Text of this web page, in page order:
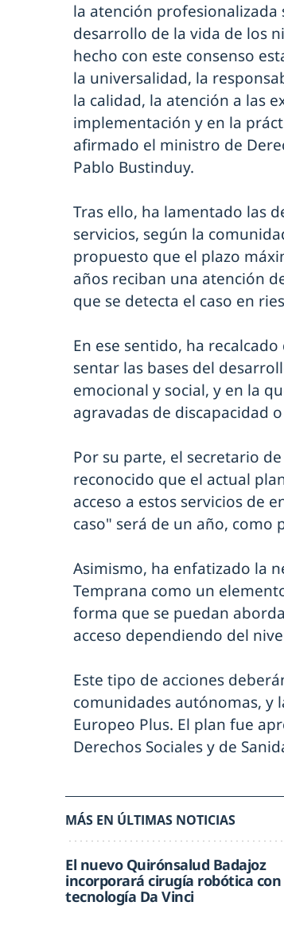
la atención
desarrollo de la vida de los
hecho con este consenso
la universalidad, la
la calidad, la atención a las
implementación y en la
afirmado el ministro de
Pablo Bustinduy.
Tras ello, ha lamentado las
servicios, según la
propuesto que el plazo
años reciban una atención
que se detecta el caso en
En ese sentido, ha
sentar las bases del
emocional y social, y en la
agravadas de discapacidad
Por su parte, el secretario
reconocido que el actual
acceso a estos servicios de
caso" será de un año, como
Asimismo, ha enfatizado la
Temprana como un
forma que se puedan
acceso dependiendo del
Este tipo de acciones
comunidades autónomas, y
Europeo Plus. El plan fue
Derechos Sociales y de
MÁS EN ÚLTIMAS NOTICIAS
El nuevo Quirónsalud Badajoz
incorporará cirugía robótica con
tecnología Da Vinci